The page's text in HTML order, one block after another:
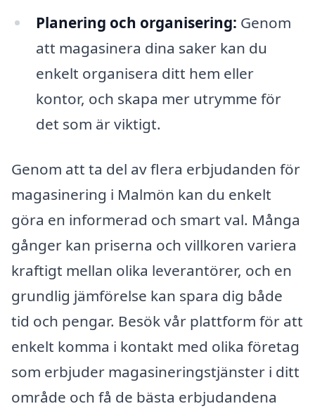
Planering och organisering: Genom
att magasinera dina saker kan du
enkelt organisera ditt hem eller
kontor, och skapa mer utrymme för
det som är viktigt.
Genom att ta del av flera erbjudanden för
magasinering i Malmön kan du enkelt
göra en informerad och smart val. Många
gånger kan priserna och villkoren variera
kraftigt mellan olika leverantörer, och en
grundlig jämförelse kan spara dig både
tid och pengar. Besök vår plattform för att
enkelt komma i kontakt med olika företag
som erbjuder magasineringstjänster i ditt
område och få de bästa erbjudandena